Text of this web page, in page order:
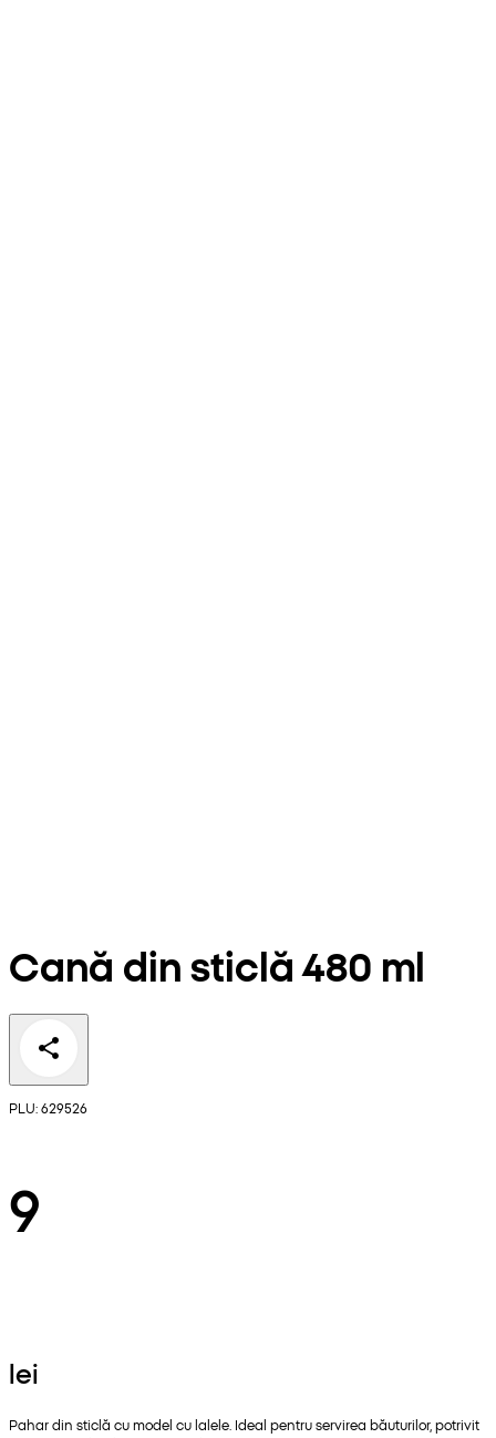
Cană din sticlă 480 ml
PLU: 629526
9
lei
Pahar din sticlă cu model cu lalele. Ideal pentru servirea băuturilor, potrivit